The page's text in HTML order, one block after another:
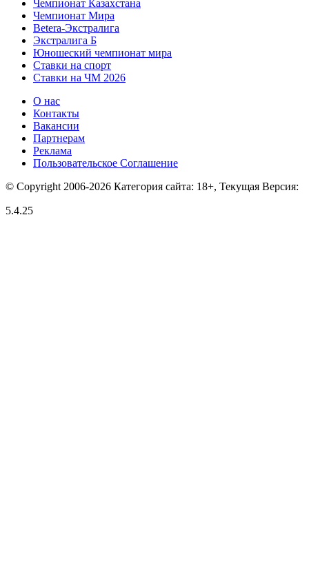
Чемпионат Казахстана
Чемпионат Мира
Betera-Экстралига
Экстралига Б
Юношеский чемпионат мира
Ставки на спорт
Ставки на ЧМ 2026
О нас
Контакты
Вакансии
Партнерам
Реклама
Пользовательское Соглашение
© Copyright 2006-2026 Категория сайта: 18+, Текущая Версия:
5.4.25